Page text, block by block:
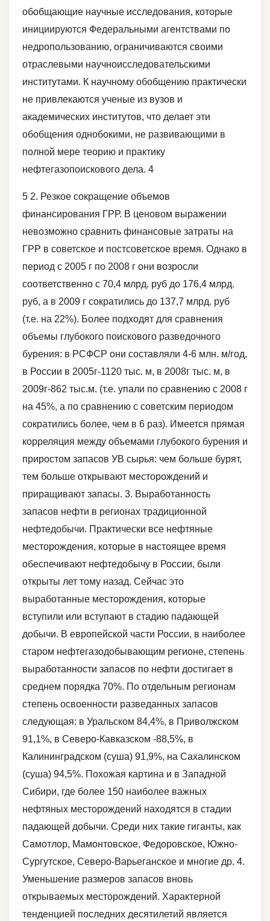
обобщающие научные исследования, которые
инициируются Федеральными агентствами по
недропользованию, ограничиваются своими
отраслевыми научноисследовательскими
институтами. К научному обобщению практически
не привлекаются ученые из вузов и
академических институтов, что делает эти
обобщения однобокими, не развивающими в
полной мере теорию и практику
нефтегазопоискового дела. 4
5 2. Резкое сокращение объемов
финансирования ГРР. В ценовом выражении
невозможно сравнить финансовые затраты на
ГРР в советское и постсоветское время. Однако в
период с 2005 г по 2008 г они возросли
соответственно с 70,4 млрд. руб до 176,4 млрд.
руб, а в 2009 г сократились до 137,7 млрд. руб
(т.е. на 22%). Более подходят для сравнения
объемы глубокого поискового разведочного
бурения: в РСФСР они составляли 4-6 млн. м/год,
в России в 2005г-1120 тыс. м, в 2008г тыс. м, в
2009г-862 тыс.м. (т.е. упали по сравнению с 2008 г
на 45%, а по сравнению с советским периодом
сократились более, чем в 6 раз). Имеется прямая
корреляция между объемами глубокого бурения и
приростом запасов УВ сырья: чем больше бурят,
тем больше открывают месторождений и
приращивают запасы. 3. Выработанность
запасов нефти в регионах традиционной
нефтедобычи. Практически все нефтяные
месторождения, которые в настоящее время
обеспечивают нефтедобычу в России, были
открыты лет тому назад. Сейчас это
выработанные месторождения, которые
вступили или вступают в стадию падающей
добычи. В европейской части России, в наиболее
старом нефтегазодобывающим регионе, степень
выработанности запасов по нефти достигает в
среднем порядка 70%. По отдельным регионам
степень освоенности разведанных запасов
следующая: в Уральском 84,4%, в Приволжском
91,1%, в Северо-Кавказском -88,5%, в
Калининградском (суша) 91,9%, на Сахалинском
(суша) 94,5%. Похожая картина и в Западной
Сибири, где более 150 наиболее важных
нефтяных месторождений находятся в стадии
падающей добычи. Среди них такие гиганты, как
Самотлор, Мамонтовское, Федоровское, Южно-
Сургутское, Северо-Варьеганское и многие др. 4.
Уменьшение размеров запасов вновь
открываемых месторождений. Характерной
тенденцией последних десятилетий является